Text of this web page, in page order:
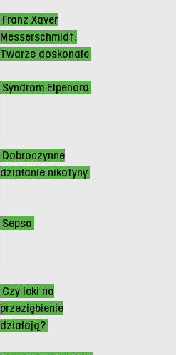
Franz Xaver
Messerschmidt:
Twarze doskonałe
Syndrom Elpenora
Dobroczynne
działanie nikotyny
Sepsa
Czy leki na
przeziębienie
działają?